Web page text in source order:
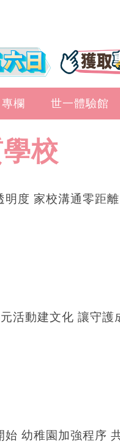
專欄 世一體驗館
校
度 家校溝通零距離
活動建文化 讓守護
始 幼稚園加強程序